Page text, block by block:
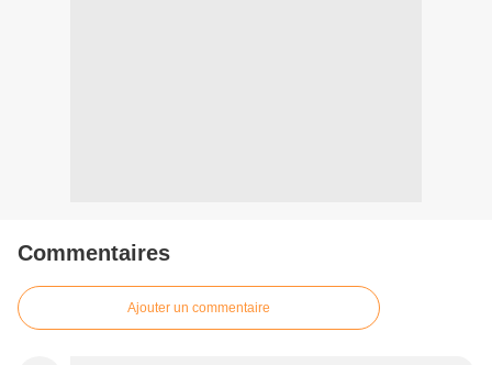
Commentaires
Ajouter un commentaire